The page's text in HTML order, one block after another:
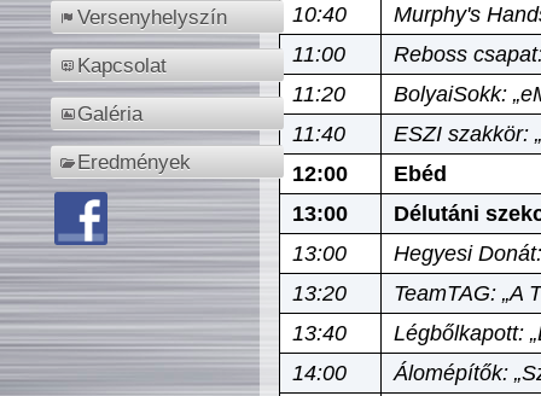
Versenyhelyszín
Kapcsolat
Galéria
Eredmények
10:40
Murphy's
11:00
Reboss
11:20
BolyaiSokk:
11:40
ESZI szakkör:
12:00
Ebéd
13:00
Délutáni
13:00
Hegyesi
13:20
TeamTAG: „A
13:40
Légbőlkapott:
14:00
Álomépítők: